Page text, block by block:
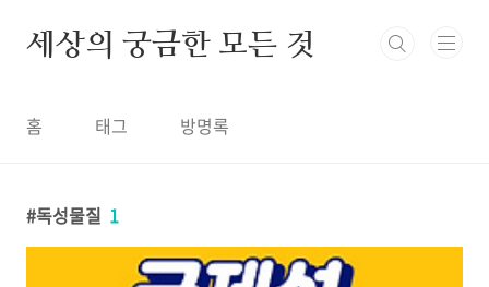
세상의 궁금한 모든 것
홈 태그 방명록
독성물질 1